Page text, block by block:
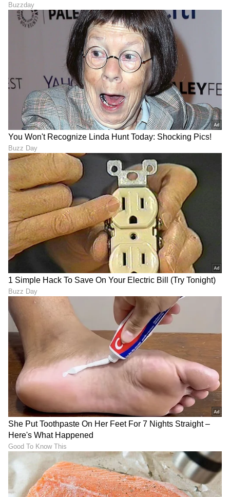
ಕನ್ನಡ ಸಿನಿಮಾ (Kannada Cinema News), ಟಿವಿ
ಕಾರ್ಯಕ್ರಮಗಳು (Kannada TV Shows), ಸೆಲೆಬ್ರಿಟಿ
ಸುದ್ದಿಗಳು ಮತ್ತು ಇತ್ತೀಚಿನ ಸುದ್ದಿಗಳಿಗಾಗಿ ಏಷ್ಯಾನೆಟ್
ಸುವರ್ಣ ನ್ಯೂಸ್‌ನಲ್ಲಿ ಮನರಂಜನಾ ವಿಭಾಗ ನೋಡಿ.
ಸಿನಿಮಾ ವಿಮರ್ಶೆಗಳು (Kannada Movies Review),
ತಾರೆಯರ ಸಂದರ್ಶನಗಳು, ಧಾರಾವಾಹಿ ಅಪ್‌ಡೇಟ್ಸ್‌,
ತೆರೆಮರೆಯ ಕಥೆಗಳು,OTT ರಿಲೀಸ್‌ ಗಳ ಬಗ್ಗೆ
ಮಾಹಿತಿಯೂ ಇಲ್ಲಿದೆ.
ABOUT THE AUTHOR
PD Pavna Das
ಮೂಲತಃ ಮಂಗಳೂರಿನವಳು. ಮಂಗಳೂರು ವಿಶ್ವವಿದ್ಯಾನಿಲಯದ
ಪತ್ರಿಕೋದ್ಯಮದ ಸ್ನಾತಕೋತ್ತರ ಪದವಿ . ಕಳೆದ 12 ವರ್ಷಗಳಿಂದ
ಪತ್ರಿಕೆ ಹಾಗೂ ಡಿಜಿಟಲ್ ಮಾಧ್ಯಮಗಳಲ್ಲಿ ಕೆಲಸ . ಸುದ್ದಿ ಬಿಡುಗಡೆ,
ಗಲ್ಫ್ ಕನ್ನಡಿಗ, ಈ ಟಿವಿ ಭಾರತ್, ಕನ್ನಡ ನ್ಯೂಸ್ ನೌ,
ವಿಜಯಕರ್ನಾಟಕದಲ್ಲಿ ಕೆಲಸ ಮಾಡಿದ ಅನುಭವ. ಈಗ ಏಷ್ಯಾನೆಟ್
ಸುವರ್ಣದಲ್ಲಿ ಫ್ರೀಲಾನ್ಸರ್ . ಮನೋರಂಜನೆ, ಲೈಫ್ ಸ್ಟೈಲ್, ಟ್ರಾವೆಲ್
ಬರವಣಿಗೆ ಇಷ್ಟ.
ಕಲರ್ಸ್ ಕನ್ನಡ ಹುಟ್ಟುಹಬ್ಬ ಮನರಂಜನಾ ಸುದ್ದಿ ಸ್ಯಾಂಡಲ್‌ವುಡ್
DOWNLOAD APP
RECOMMENDED STORIES